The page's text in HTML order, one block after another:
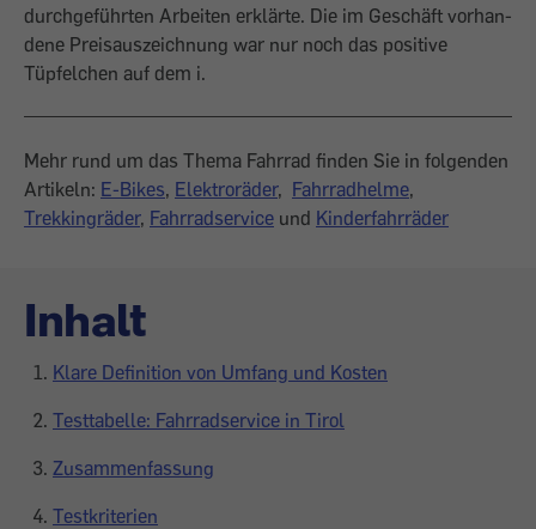
durchgeführten Arbeiten erklärte. Die im Geschäft vorhan­
dene Preisauszeichnung war nur noch das positive
Tüpfelchen auf dem i.
Mehr rund um das Thema Fahrrad finden Sie in folgenden
Artikeln: E-Bikes, Elektroräder, Fahrradhelme,
Trekkingräder, Fahrradservice und Kinderfahrräder
Inhalt
Klare Definition von Umfang und Kosten
Testtabelle: Fahrradservice in Tirol
Zusammenfassung
Testkriterien